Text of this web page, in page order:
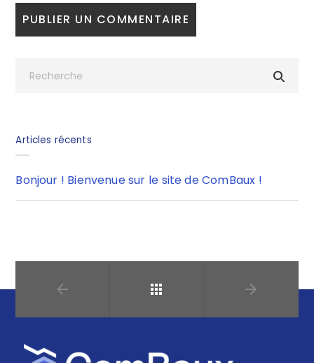
Articles récents
Bonjour ! Bienvenue sur le site de ComBaux !